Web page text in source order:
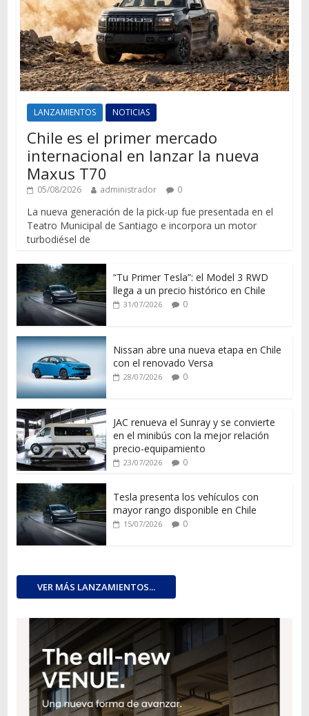
LANZAMIENTOS NOTICIAS
Chile es el primer mercado
internacional en lanzar la nueva
Maxus T70
05/08/2026 administrador 0
La nueva generación de la pick-up fue presentada en el
Teatro Municipal de Santiago e incorpora un motor
turbodiésel de
“Tu Primer Tesla”: el Model 3 RWD
llega a un precio histórico en Chile
31/07/2026 0
Nissan abre una nueva etapa en Chile
con el renovado Versa
28/07/2026 0
JAC renueva el Sunray y se convierte
en el minibús con la mejor relación
precio-equipamiento
23/07/2026 0
Tesla presenta los vehículos con
mayor rango disponible en Chile
15/07/2026 0
VER MÁS LANZAMIENTOS...